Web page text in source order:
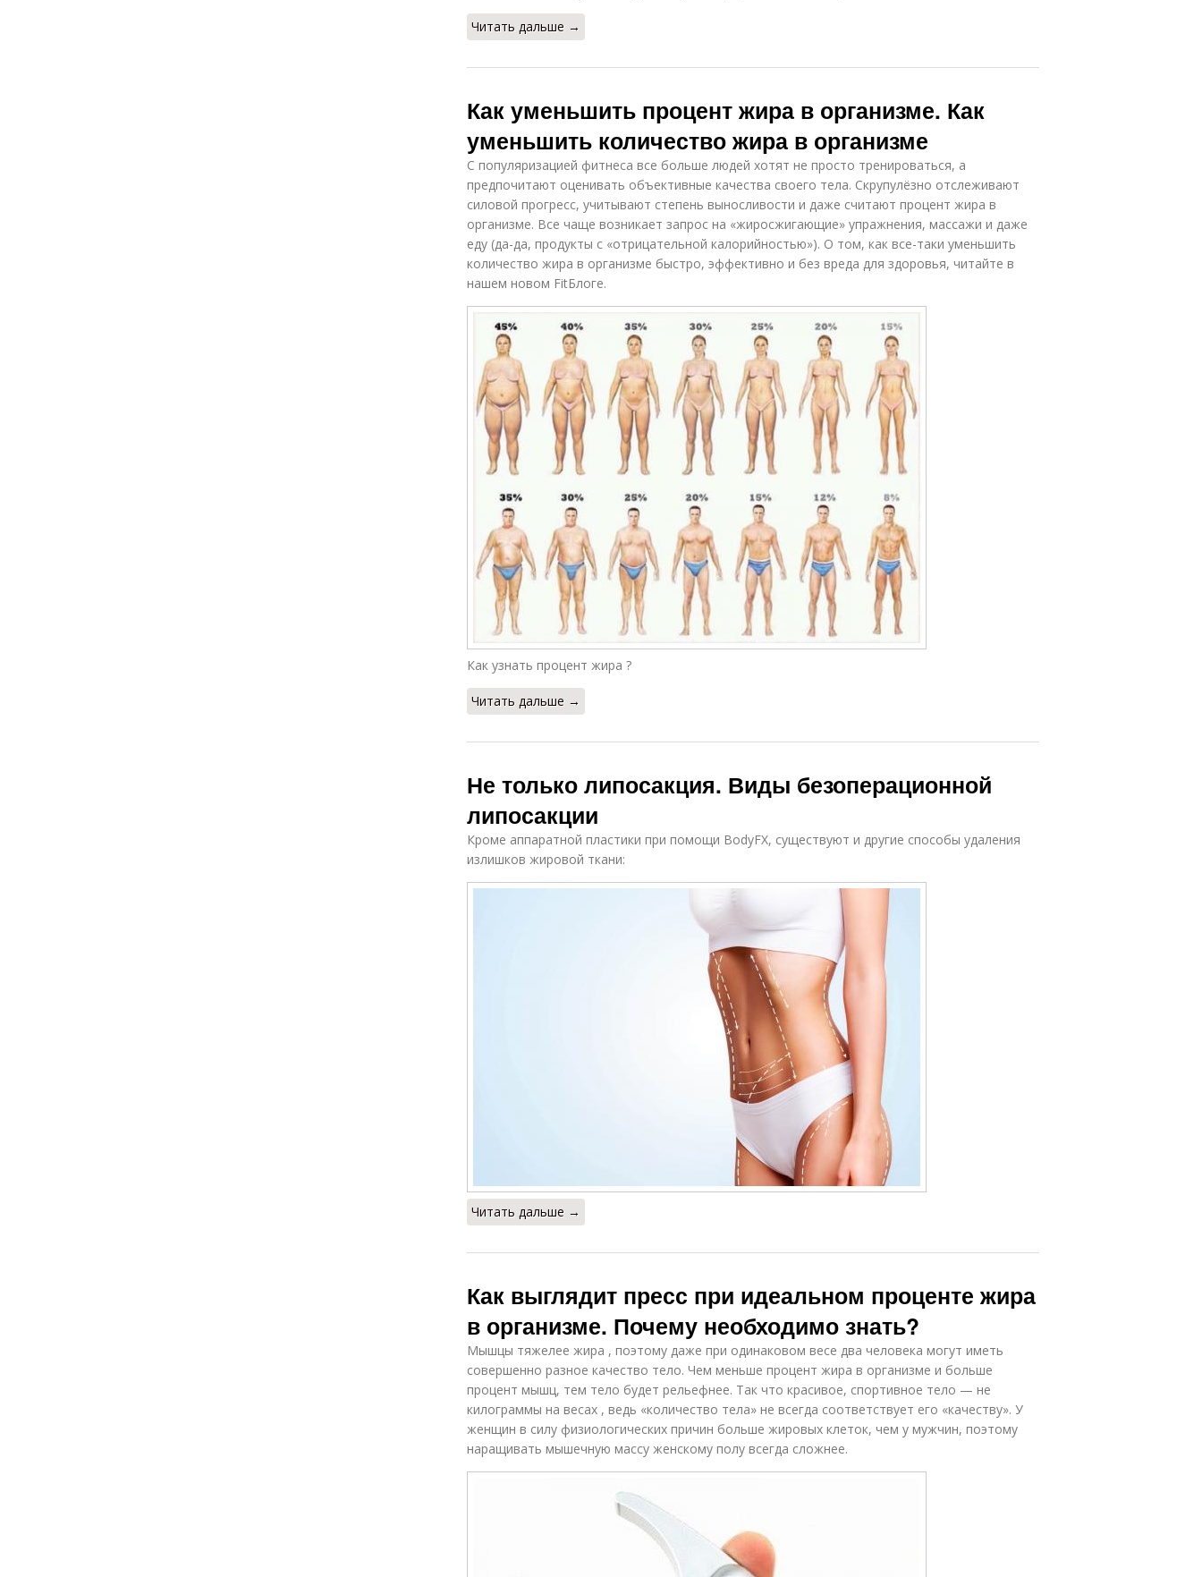
Читать дальше →
Как уменьшить процент жира в организме. Как
уменьшить количество жира в организме
С популяризацией фитнеса все больше людей хотят не просто тренироваться, а
предпочитают оценивать объективные качества своего тела. Скрупулёзно отслеживают
силовой прогресс, учитывают степень выносливости и даже считают процент жира в
организме. Все чаще возникает запрос на «жиросжигающие» упражнения, массажи и даже
еду (да-да, продукты с «отрицательной калорийностью»). О том, как все-таки уменьшить
количество жира в организме быстро, эффективно и без вреда для здоровья, читайте в
нашем новом FitБлоге.
Как узнать процент жира ?
Читать дальше →
Не только липосакция. Виды безоперационной
липосакции
Кроме аппаратной пластики при помощи BodyFХ, существуют и другие способы удаления
излишков жировой ткани:
Читать дальше →
Как выглядит пресс при идеальном проценте жира
в организме. Почему необходимо знать?
Мышцы тяжелее жира , поэтому даже при одинаковом весе два человека могут иметь
совершенно разное качество тело. Чем меньше процент жира в организме и больше
процент мышц, тем тело будет рельефнее. Так что красивое, спортивное тело — не
килограммы на весах , ведь «количество тела» не всегда соответствует его «качеству». У
женщин в силу физиологических причин больше жировых клеток, чем у мужчин, поэтому
наращивать мышечную массу женскому полу всегда сложнее.